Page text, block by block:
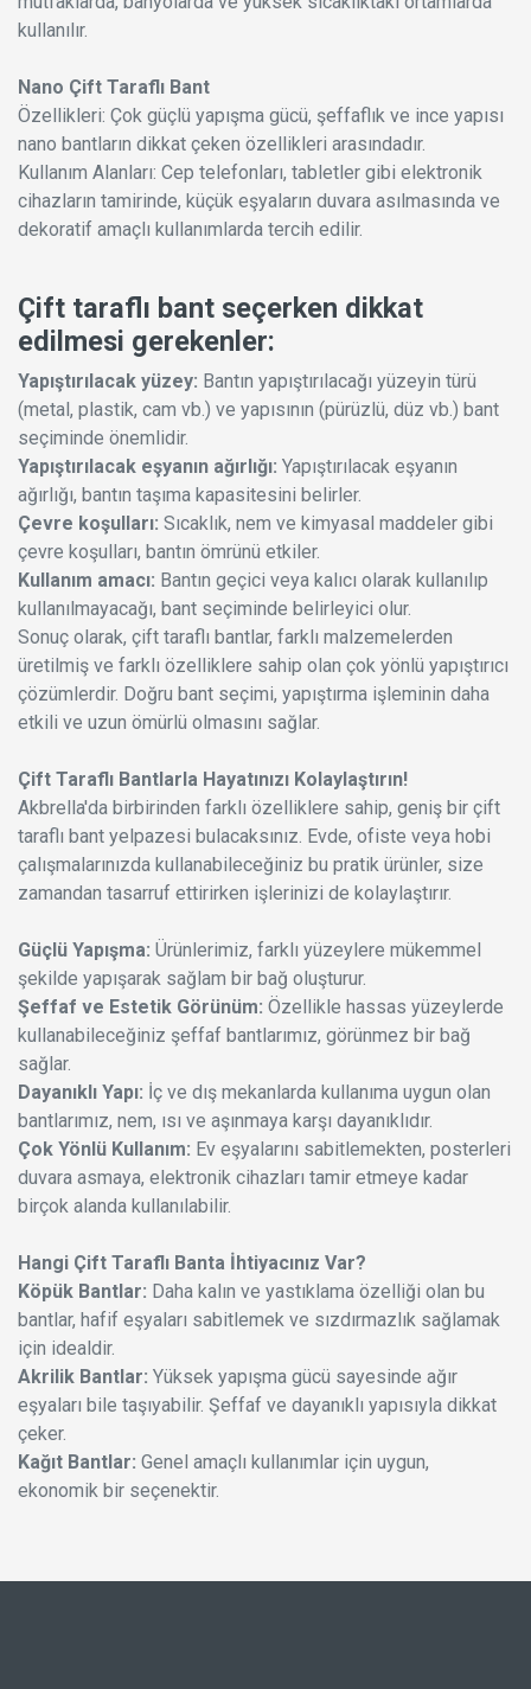
kullanılır.
Nano Çift Taraflı Bant
Özellikleri: Çok güçlü yapışma gücü, şeffaflık ve ince yapısı
nano bantların dikkat çeken özellikleri arasındadır.
Kullanım Alanları: Cep telefonları, tabletler gibi elektronik
cihazların tamirinde, küçük eşyaların duvara asılmasında ve
dekoratif amaçlı kullanımlarda tercih edilir.
Çift taraflı bant seçerken dikkat
edilmesi gerekenler:
Yapıştırılacak yüzey: Bantın yapıştırılacağı yüzeyin türü
(metal, plastik, cam vb.) ve yapısının (pürüzlü, düz vb.) bant
seçiminde önemlidir.
Yapıştırılacak eşyanın ağırlığı: Yapıştırılacak eşyanın
ağırlığı, bantın taşıma kapasitesini belirler.
Çevre koşulları: Sıcaklık, nem ve kimyasal maddeler gibi
çevre koşulları, bantın ömrünü etkiler.
Kullanım amacı: Bantın geçici veya kalıcı olarak kullanılıp
kullanılmayacağı, bant seçiminde belirleyici olur.
Sonuç olarak, çift taraflı bantlar, farklı malzemelerden
üretilmiş ve farklı özelliklere sahip olan çok yönlü yapıştırıcı
çözümlerdir. Doğru bant seçimi, yapıştırma işleminin daha
etkili ve uzun ömürlü olmasını sağlar.
Çift Taraflı Bantlarla Hayatınızı Kolaylaştırın!
Akbrella'da birbirinden farklı özelliklere sahip, geniş bir çift
taraflı bant yelpazesi bulacaksınız. Evde, ofiste veya hobi
çalışmalarınızda kullanabileceğiniz bu pratik ürünler, size
zamandan tasarruf ettirirken işlerinizi de kolaylaştırır.
Güçlü Yapışma: Ürünlerimiz, farklı yüzeylere mükemmel
şekilde yapışarak sağlam bir bağ oluşturur.
Şeffaf ve Estetik Görünüm: Özellikle hassas yüzeylerde
kullanabileceğiniz şeffaf bantlarımız, görünmez bir bağ
sağlar.
Dayanıklı Yapı: İç ve dış mekanlarda kullanıma uygun olan
bantlarımız, nem, ısı ve aşınmaya karşı dayanıklıdır.
Çok Yönlü Kullanım: Ev eşyalarını sabitlemekten, posterleri
duvara asmaya, elektronik cihazları tamir etmeye kadar
birçok alanda kullanılabilir.
Hangi Çift Taraflı Banta İhtiyacınız Var?
Köpük Bantlar: Daha kalın ve yastıklama özelliği olan bu
bantlar, hafif eşyaları sabitlemek ve sızdırmazlık sağlamak
için idealdir.
Akrilik Bantlar: Yüksek yapışma gücü sayesinde ağır
eşyaları bile taşıyabilir. Şeffaf ve dayanıklı yapısıyla dikkat
çeker.
Kağıt Bantlar: Genel amaçlı kullanımlar için uygun,
ekonomik bir seçenektir.